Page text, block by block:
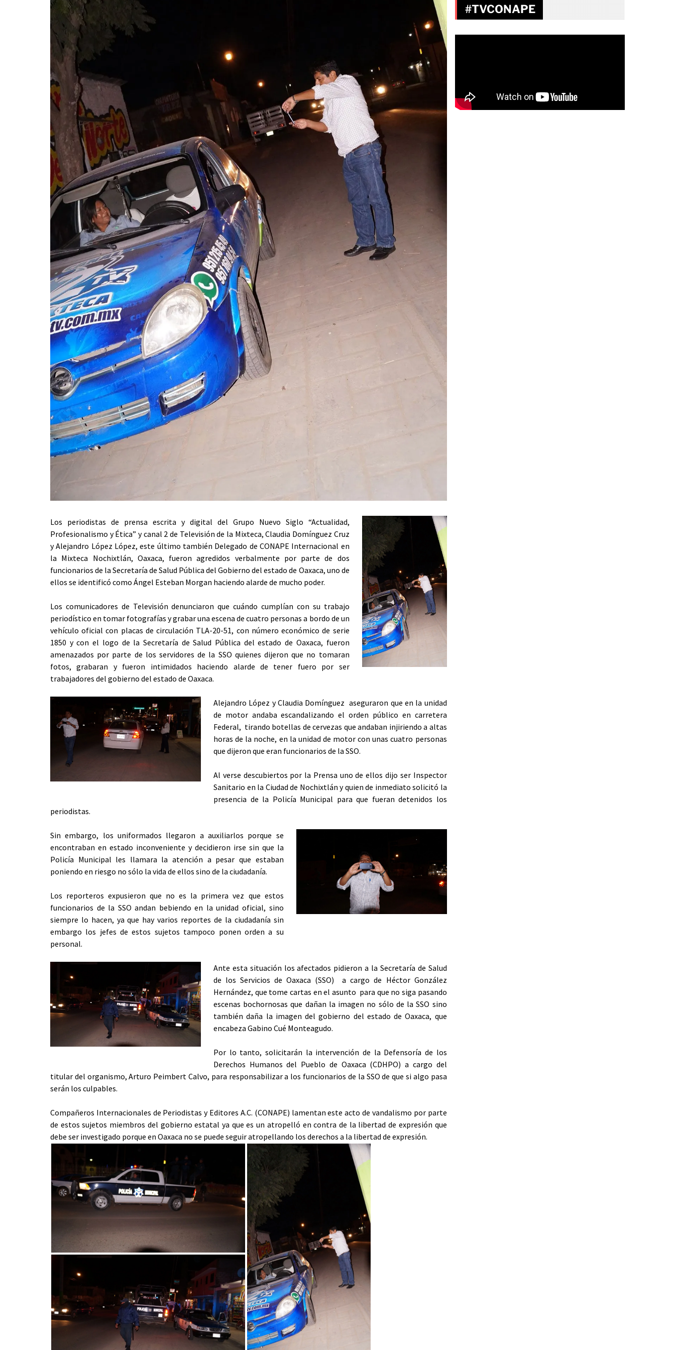
Los periodistas de prensa escrita y digital del Grupo Nuevo Siglo “Actualidad,
Profesionalismo y Ética” y canal 2 de Televisión de la Mixteca, Claudia Domínguez Cruz
y Alejandro López López, este último también Delegado de CONAPE Internacional en
la Mixteca Nochixtlán, Oaxaca, fueron agredidos verbalmente por parte de dos
funcionarios de la Secretaría de Salud Pública del Gobierno del estado de Oaxaca, uno de
ellos se identificó como Ángel Esteban Morgan haciendo alarde de mucho poder.
Los comunicadores de Televisión denunciaron que cuándo cumplían con su trabajo
periodístico en tomar fotografías y grabar una escena de cuatro personas a bordo de un
vehículo oficial con placas de circulación TLA-20-51, con número económico de serie
1850 y con el logo de la Secretaría de Salud Pública del estado de Oaxaca, fueron
amenazados por parte de los servidores de la SSO quienes dijeron que no tomaran
fotos, grabaran y fueron intimidados haciendo alarde de tener fuero por ser
trabajadores del gobierno del estado de Oaxaca.
Alejandro López y Claudia Domínguez aseguraron que en la unidad
de motor andaba escandalizando el orden público en carretera
Federal, tirando botellas de cervezas que andaban injiriendo a altas
horas de la noche, en la unidad de motor con unas cuatro personas
que dijeron que eran funcionarios de la SSO.
Al verse descubiertos por la Prensa uno de ellos dijo ser Inspector
Sanitario en la Ciudad de Nochixtlán y quien de inmediato solicitó la
presencia de la Policía Municipal para que fueran detenidos los
periodistas.
Sin embargo, los uniformados llegaron a auxiliarlos porque se
encontraban en estado inconveniente y decidieron irse sin que la
Policía Municipal les llamara la atención a pesar que estaban
poniendo en riesgo no sólo la vida de ellos sino de la ciudadanía.
Los reporteros expusieron que no es la primera vez que estos
funcionarios de la SSO andan bebiendo en la unidad oficial, sino
siempre lo hacen, ya que hay varios reportes de la ciudadanía sin
embargo los jefes de estos sujetos tampoco ponen orden a su
personal.
Ante esta situación los afectados pidieron a la Secretaría de Salud
de los Servicios de Oaxaca (SSO) a cargo de Héctor González
Hernández, que tome cartas en el asunto para que no siga pasando
escenas bochornosas que dañan la imagen no sólo de la SSO sino
también daña la imagen del gobierno del estado de Oaxaca, que
encabeza Gabino Cué Monteagudo.
Por lo tanto, solicitarán la intervención de la Defensoría de los
Derechos Humanos del Pueblo de Oaxaca (CDHPO) a cargo del
titular del organismo, Arturo Peimbert Calvo, para responsabilizar a los funcionarios de la SSO de que si algo pasa
serán los culpables.
Compañeros Internacionales de Periodistas y Editores A.C. (CONAPE) lamentan este acto de vandalismo por parte
de estos sujetos miembros del gobierno estatal ya que es un atropelló en contra de la libertad de expresión que
debe ser investigado porque en Oaxaca no se puede seguir atropellando los derechos a la libertad de expresión.
#TVCONAPE